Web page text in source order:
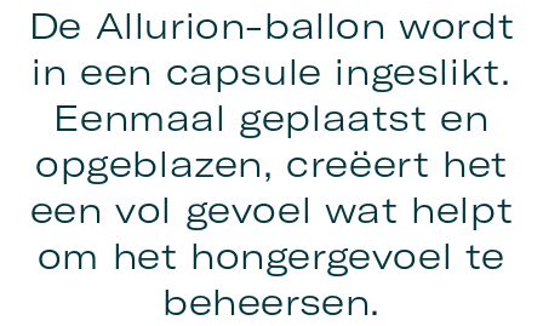
De Allurion-ballon wordt
in een capsule ingeslikt.
Eenmaal geplaatst en
opgeblazen, creëert het
een vol gevoel wat helpt
om het hongergevoel te
beheersen.